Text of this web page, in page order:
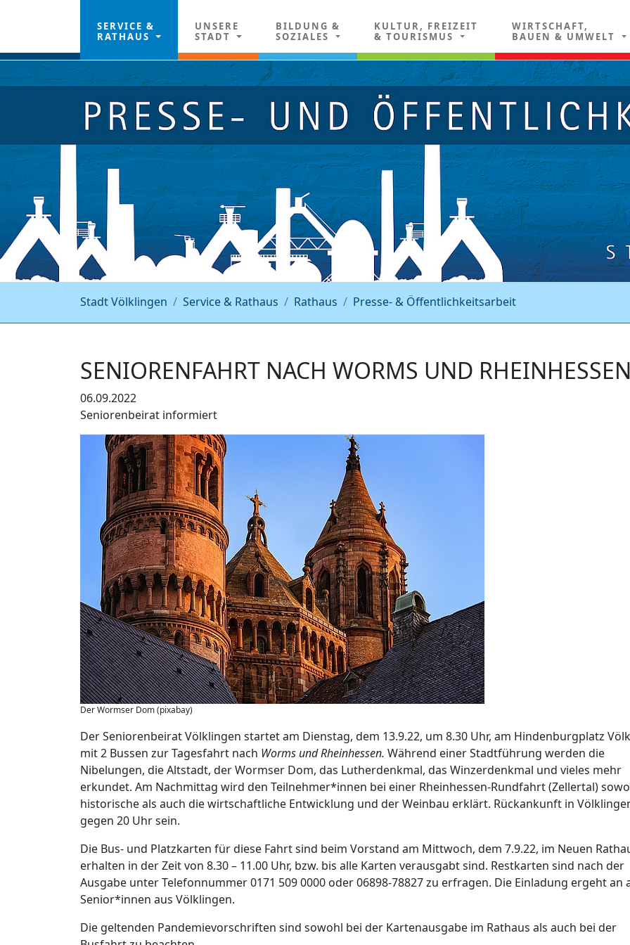
SERVICE &
RATHAUS
UNSERE
STADT
BILDUNG &
SOZIALES
KULTUR, FREIZEIT
& TOURISMUS
WIRTSCHAFT,
BAUEN & UMWELT
Stadt Völklingen Service & Rathaus Rathaus Presse- & Öffentlichkeitsarbeit
SENIORENFAHRT NACH WORMS UND
06.09.2022
Seniorenbeirat informiert
Der Wormser Dom (pixabay)
Der Seniorenbeirat Völklingen startet am Dienstag, dem 13.9.22, um 8.30 Uhr, am Hindenburgplatz
mit 2 Bussen zur Tagesfahrt nach Worms und Rheinhessen. Während einer Stadtführung werden die
Nibelungen, die Altstadt, der Wormser Dom, das Lutherdenkmal, das Winzerdenkmal und vieles mehr
erkundet. Am Nachmittag wird den Teilnehmer*innen bei einer Rheinhessen-Rundfahrt (Zellertal)
historische als auch die wirtschaftliche Entwicklung und der Weinbau erklärt. Rückankunft in
gegen 20 Uhr sein.
Die Bus- und Platzkarten für diese Fahrt sind beim Vorstand am Mittwoch, dem 7.9.22, im Neuen
erhalten in der Zeit von 8.30 – 11.00 Uhr, bzw. bis alle Karten verausgabt sind. Restkarten sind nach der
Ausgabe unter Telefonnummer 0171 509 0000 oder 06898-78827 zu erfragen. Die Einladung ergeht an
Senior*innen aus Völklingen.
Die geltenden Pandemievorschriften sind sowohl bei der Kartenausgabe im Rathaus als auch bei der